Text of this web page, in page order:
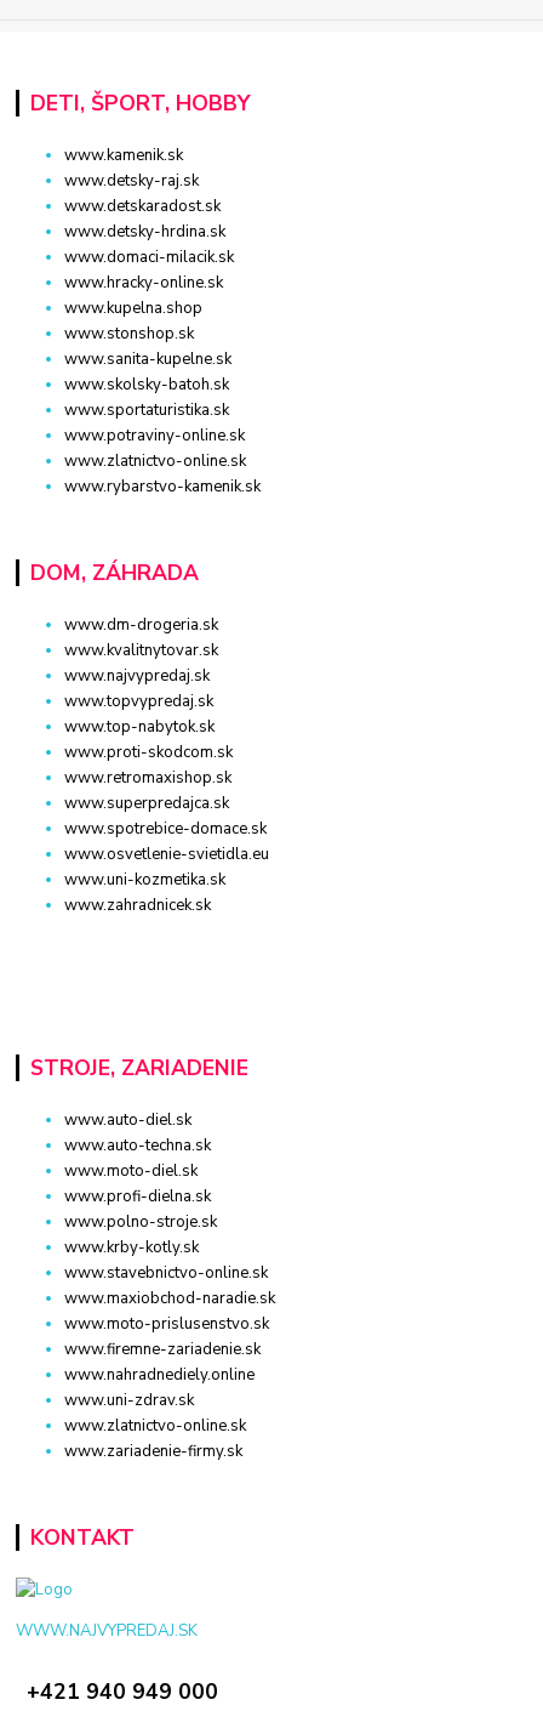
DETI, ŠPORT, HOBBY
www.kamenik.sk
www.detsky-raj.sk
www.detskaradost.sk
www.detsky-hrdina.sk
www.domaci-milacik.sk
www.hracky-online.sk
www.kupelna.shop
www.stonshop.sk
www.sanita-kupelne.sk
www.skolsky-batoh.sk
www.sportaturistika.sk
www.potraviny-online.sk
www.zlatnictvo-online.sk
www.rybarstvo-kamenik.sk
DOM, ZÁHRADA
www.dm-drogeria.sk
www.kvalitnytovar.sk
www.najvypredaj.sk
www.topvypredaj.sk
www.top-nabytok.sk
www.proti-skodcom.sk
www.retromaxishop.sk
www.superpredajca.sk
www.spotrebice-domace.sk
www.osvetlenie-svietidla.eu
www.uni-kozmetika.sk
www.zahradnicek.sk
STROJE, ZARIADENIE
www.auto-diel.sk
www.auto-techna.sk
www.moto-diel.sk
www.profi-dielna.sk
www.polno-stroje.sk
www.krby-kotly.sk
www.stavebnictvo-online.sk
www.maxiobchod-naradie.sk
www.moto-prislusenstvo.sk
www.firemne-zariadenie.sk
www.nahradnediely.online
www.uni-zdrav.sk
www.zlatnictvo-online.sk
www.zariadenie-firmy.sk
KONTAKT
WWW.NAJVYPREDAJ.SK
+421 940 949 000